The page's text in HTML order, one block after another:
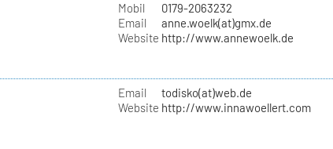
Mobil
0179-2063232
Email
anne.woelk(at)gmx.de
Website http://www.annewoelk.de
Email
todisko(at)web.de
Website http://www.innawoellert.com